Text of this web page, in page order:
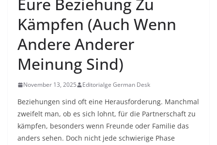
Eure Beziehung Zu
Kämpfen (Auch Wenn
Andere Anderer
Meinung Sind)
November 13, 2025 Editorialge German Desk
Beziehungen sind oft eine Herausforderung. Manchmal
zweifelt man, ob es sich lohnt, für die Partnerschaft zu
kämpfen, besonders wenn Freunde oder Familie das
anders sehen. Doch nicht jede schwierige Phase